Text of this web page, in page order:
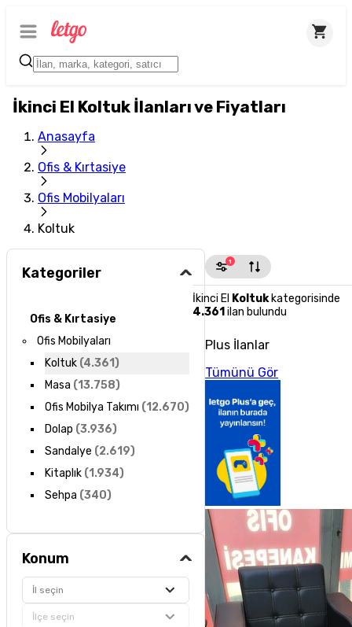
İkinci El Koltuk İlanları ve Fiyatları
Anasayfa
Ofis & Kırtasiye
Ofis Mobilyaları
Koltuk
Kategoriler
Ofis & Kırtasiye
Ofis Mobilyaları
Koltuk(4.361)
Masa (13.758)
Ofis Mobilya Takımı (12.670)
Dolap (3.936)
Sandalye (2.619)
Kitaplık(1.934)
Sehpa (340)
Konum
İl seçin
İlçe seçin
1
İkinci El Koltukkategorisinde
4.361 ilan bulundu
Plus İlanlar
Tümünü Gör